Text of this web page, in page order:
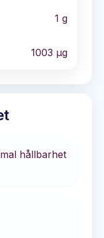
1 g
1003 µg
hållbarhet